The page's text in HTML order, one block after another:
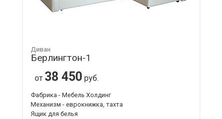
Диван
Берлингтон-1
от 38 450 руб.
Фабрика - Мебель Холдинг
Механизм - еврокнижка, тахта
Ящик для белья